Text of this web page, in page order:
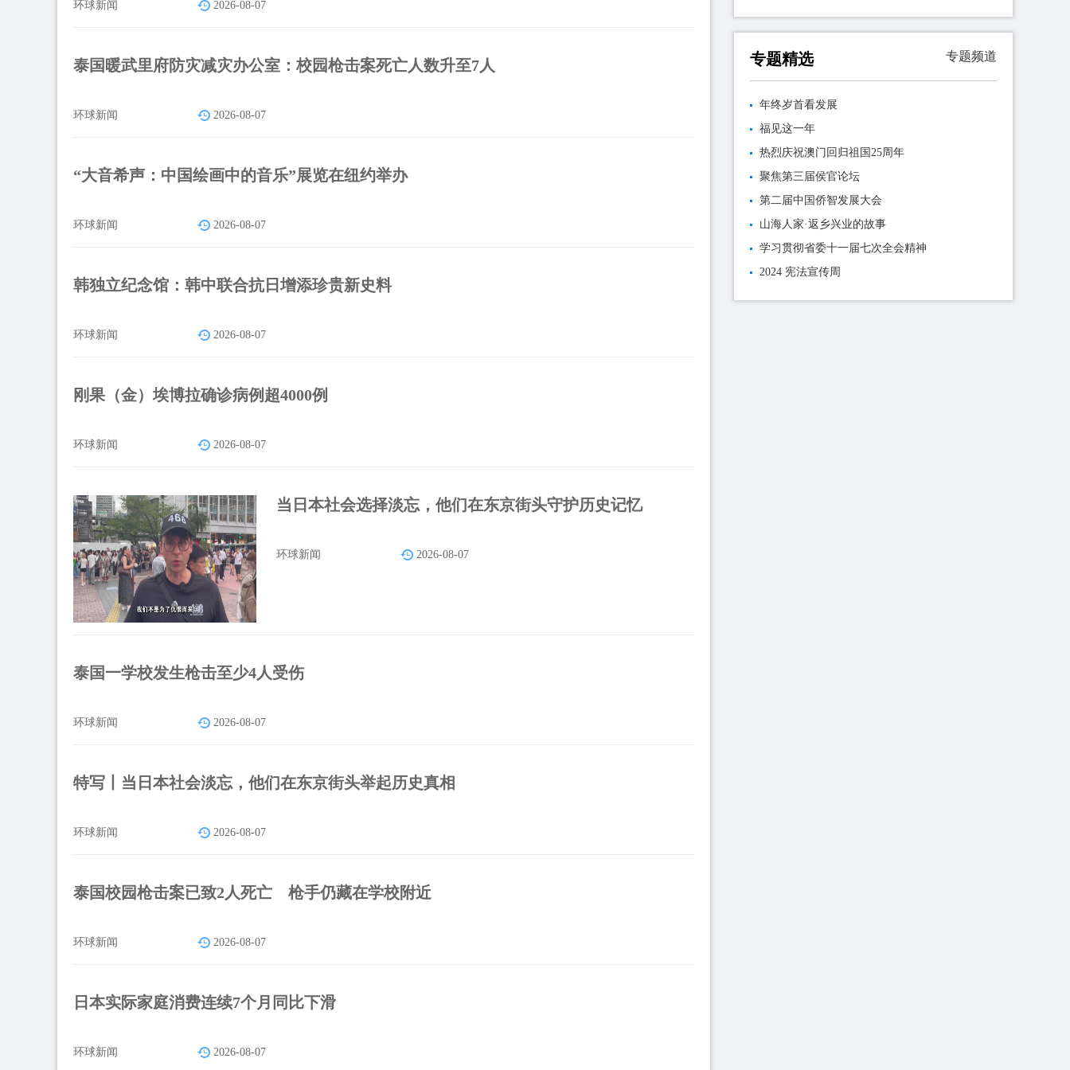
环球新闻 2026-08-07
泰国暖武里府防灾减灾办公室：校园枪击案死亡人数升至7人
环球新闻 2026-08-07
“大音希声：中国绘画中的音乐”展览在纽约举办
环球新闻 2026-08-07
韩独立纪念馆：韩中联合抗日增添珍贵新史料
环球新闻 2026-08-07
刚果（金）埃博拉确诊病例超4000例
环球新闻 2026-08-07
当日本社会选择淡忘，他们在东京街头守护历史记忆
环球新闻 2026-08-07
泰国一学校发生枪击至少4人受伤
环球新闻 2026-08-07
特写丨当日本社会淡忘，他们在东京街头举起历史真相
环球新闻 2026-08-07
泰国校园枪击案已致2人死亡 枪手仍藏在学校附近
环球新闻 2026-08-07
日本实际家庭消费连续7个月同比下滑
环球新闻 2026-08-07
专题精选 专题频道
年终岁首看发展
福见这一年
热烈庆祝澳门回归祖国25周年
聚焦第三届侯官论坛
第二届中国侨智发展大会
山海人家·返乡兴业的故事
学习贯彻省委十一届七次全会精神
2024 宪法宣传周